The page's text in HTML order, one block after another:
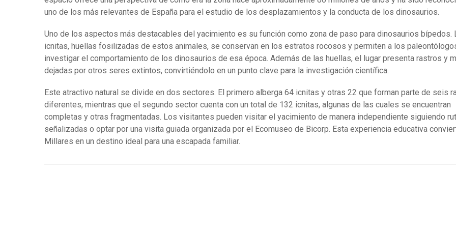
uno de los más relevantes de España para el estudio de los desplazamientos y la conducta de los dinosaurios.
Uno de los aspectos más destacables del yacimiento es su función como zona de paso para dinosaurios bípedos.
icnitas, huellas fosilizadas de estos animales, se conservan en los estratos rocosos y permiten a los
investigar el comportamiento de los dinosaurios de esa época. Además de las huellas, el lugar presenta rastros y
dejadas por otros seres extintos, convirtiéndolo en un punto clave para la investigación científica.
Este atractivo natural se divide en dos sectores. El primero alberga 64 icnitas y otras 22 que forman parte de seis
diferentes, mientras que el segundo sector cuenta con un total de 132 icnitas, algunas de las cuales se encuentran
completas y otras fragmentadas. Los visitantes pueden visitar el yacimiento de manera independiente siguiendo
señalizadas o optar por una visita guiada organizada por el Ecomuseo de Bicorp. Esta experiencia educativa
Millares en un destino ideal para una escapada familiar.